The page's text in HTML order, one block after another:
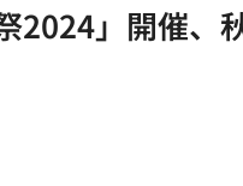
2024」開催、